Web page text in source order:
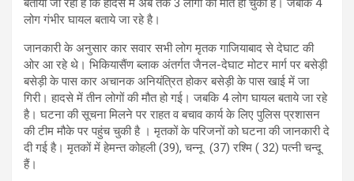
बताया जा रहा है कि हादसे में अब तक 3 लोगों की मौत हो चुकी है। जबकि 4
लोग गंभीर घायल बताये जा रहे है।
जानकारी के अनुसार कार सवार सभी लोग मृतक गाजियाबाद से देघाट की
ओर आ रहे थे। भिकियासैंण ब्लाक अंतर्गत जैनल-देघाट मोटर मार्ग पर बसेड़ी
बसेड़ी के पास कार अचानक अनियंत्रित होकर बसेड़ी के पास खाई में जा
गिरी। हादसे में तीन लोगों की मौत हो गई। जबकि 4 लोग घायल बताये जा रहे
है। घटना की सूचना मिलने पर राहत व बचाव कार्य के लिए पुलिस प्रशासन
की टीम मौके पर पहुंच चुकी है । मृतकों के परिजनों को घटना की जानकारी दे
दी गई है। मृतकों में हेमन्त कोहली (39), चन्नू (37) रश्मि ( 32) पत्नी चन्दू
हैं।